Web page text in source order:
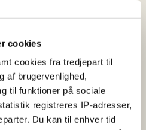
cookies
cookies fra tredjepart til
af brugervenlighed,
til funktioner på sociale
registreres IP-adresser,
Du kan til enhver tid
pyrrolizidinalkaloider i
af planter og urter til